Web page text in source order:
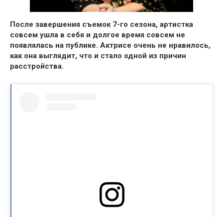
После завершения съемок 7-го сезона, артистка
совсем ушла в себя и долгое время совсем не
появлялась на публике. Актрисе очень не нравилось,
как она выглядит, что и стало одной из причин
расстройства.